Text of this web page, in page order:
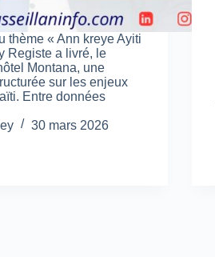
thème « Ann kreye Ayiti
Registe a livré, le
Montana, une
sur les enjeux
Entre données
30 mars 2026